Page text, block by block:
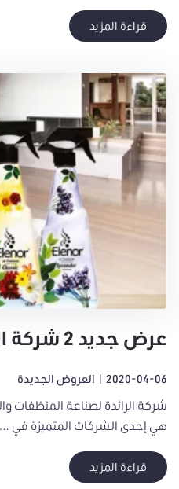
قراءة المزيد
عرض جديد
الحشرية هي إحدى ا…
2020-04-06
| العروض الجديدة
شركة الرائدة لصناعة المنظفات
هي إحدى الشركات المتميزة في …
قراءة المزيد